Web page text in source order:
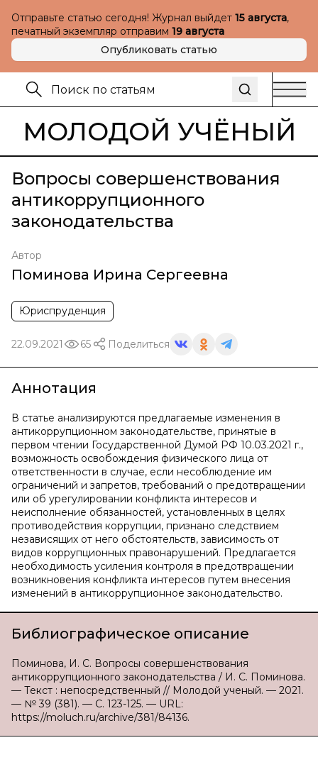
Отправьте статью сегодня! Журнал выйдет 15 августа,
печатный экземпляр отправим 19 августа
Опубликовать статью
МОЛОДОЙ УЧЁНЫЙ
Вопросы совершенствования
антикоррупционного
законодательства
Автор
Поминова Ирина Сергеевна
Юриспруденция
22.09.2021 65 Поделиться
Аннотация
В статье анализируются предлагаемые изменения в
антикоррупционном законодательстве, принятые в
первом чтении Государственной Думой РФ 10.03.2021 г.,
возможность освобождения физического лица от
ответственности в случае, если несоблюдение им
ограничений и запретов, требований о предотвращении
или об урегулировании конфликта интересов и
неисполнение обязанностей, установленных в целях
противодействия коррупции, признано следствием
независящих от него обстоятельств, зависимость от
видов коррупционных правонарушений. Предлагается
необходимость усиления контроля в предотвращении
возникновения конфликта интересов путем внесения
изменений в антикоррупционное законодательство.
Библиографическое описание
Поминова, И. С. Вопросы совершенствования
антикоррупционного законодательства / И. С. Поминова.
— Текст : непосредственный // Молодой ученый. — 2021.
— № 39 (381). — С. 123-125. — URL:
https://moluch.ru/archive/381/84136.